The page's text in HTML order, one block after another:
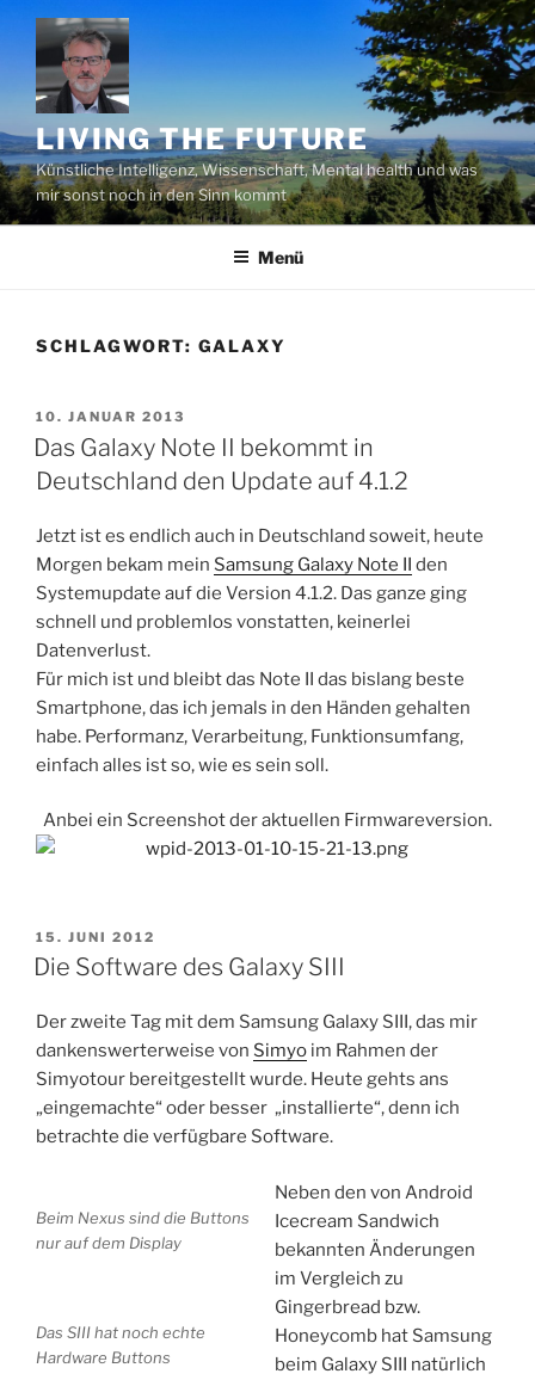
Zum
Inhalt
springen
LIVING THE FUTURE
Künstliche Intelligenz, Wissenschaft, Mental health und was
mir sonst noch in den Sinn kommt
Menü
SCHLAGWORT: GALAXY
VERÖFFENTLICHT
AM
10. JANUAR 2013
Das Galaxy Note II bekommt in
Deutschland den Update auf 4.1.2
Jetzt ist es endlich auch in Deutschland soweit, heute
Morgen bekam mein Samsung Galaxy Note II den
Systemupdate auf die Version 4.1.2. Das ganze ging
schnell und problemlos vonstatten, keinerlei
Datenverlust.
Für mich ist und bleibt das Note II das bislang beste
Smartphone, das ich jemals in den Händen gehalten
habe. Performanz, Verarbeitung, Funktionsumfang,
einfach alles ist so, wie es sein soll.
Anbei ein Screenshot der aktuellen Firmwareversion.
VERÖFFENTLICHT
AM
15. JUNI 2012
Die Software des Galaxy SIII
Der zweite Tag mit dem Samsung Galaxy SIII, das mir
dankenswerterweise von Simyo im Rahmen der
Simyotour bereitgestellt wurde. Heute gehts ans
„eingemachte“ oder besser „installierte“, denn ich
betrachte die verfügbare Software.
Beim Nexus sind die Buttons
nur auf dem Display
Das SIII hat noch echte
Hardware Buttons
Neben den von Android
Icecream Sandwich
bekannten Änderungen
im Vergleich zu
Gingerbread bzw.
Honeycomb hat Samsung
beim Galaxy SIII natürlich